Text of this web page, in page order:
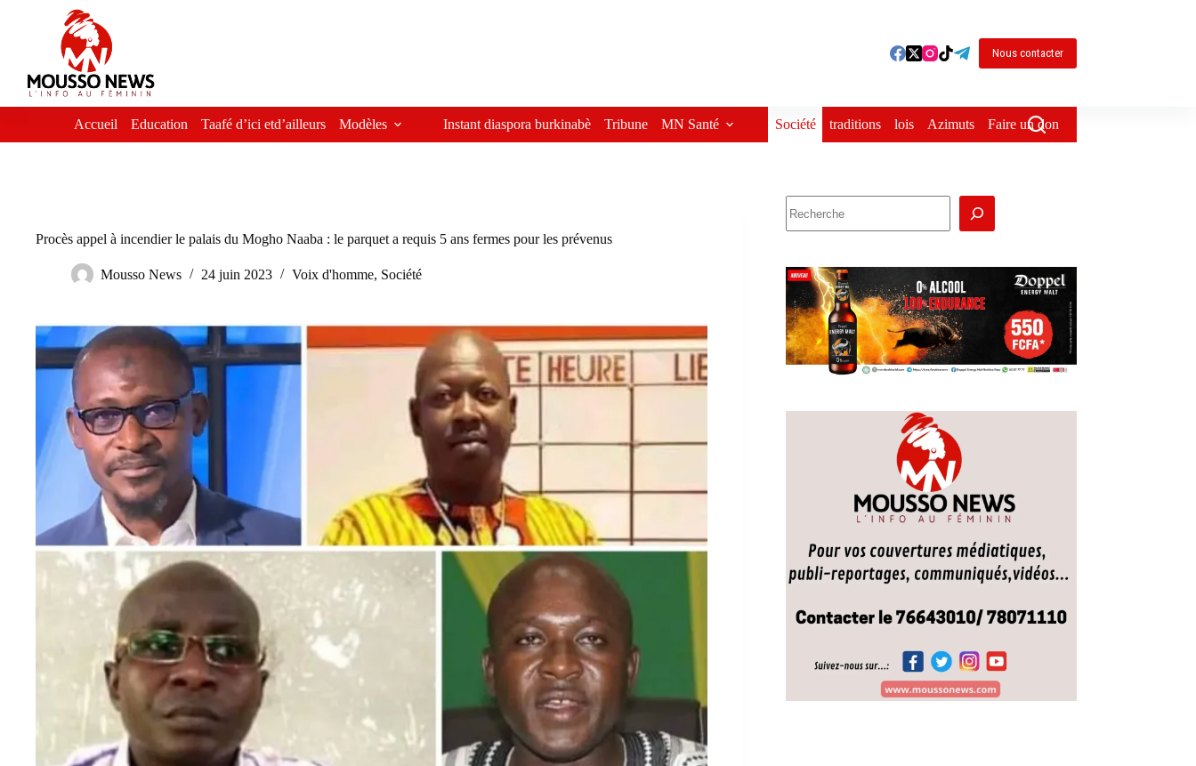
Nous contacter
Accueil Education Taafé d’ici etd’ailleurs Modèles Instant diaspora burkinabè Tribune MN Santé Société traditions lois Azimuts Faire un don
Procès appel à incendier le palais du Mogho Naaba : le parquet a requis 5 ans fermes pour les prévenus
Mousso News 24 juin 2023 Voix d'homme, Société